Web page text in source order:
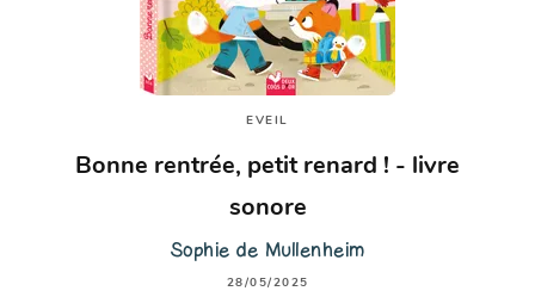
EVEIL
Bonne rentrée, petit renard ! - livre
sonore
Sophie de Mullenheim
28/05/2025